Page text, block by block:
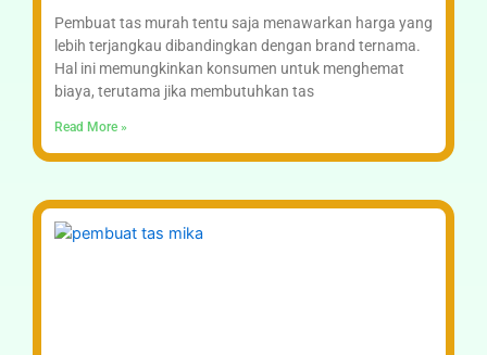
Pembuat tas murah tentu saja menawarkan harga yang
lebih terjangkau dibandingkan dengan brand ternama.
Hal ini memungkinkan konsumen untuk menghemat
biaya, terutama jika membutuhkan tas
Read More »